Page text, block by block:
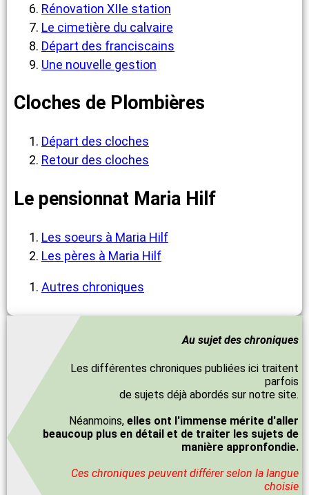
Rénovation XIIe station
Le cimetière du calvaire
Départ des franciscains
Une nouvelle gestion
Cloches de Plombières
Départ des cloches
Retour des cloches
Le pensionnat Maria Hilf
Les soeurs à Maria Hilf
Les pères à Maria Hilf
Autres chroniques
Au sujet des chroniques
Les différentes chroniques publiées ici traitent
parfois
de sujets déjà abordés sur notre site.
Néanmoins, elles ont l'immense mérite d'aller
beaucoup plus en détail et de traiter les sujets de
manière appronfondie.
Ces chroniques peuvent différer selon la langue
choisie